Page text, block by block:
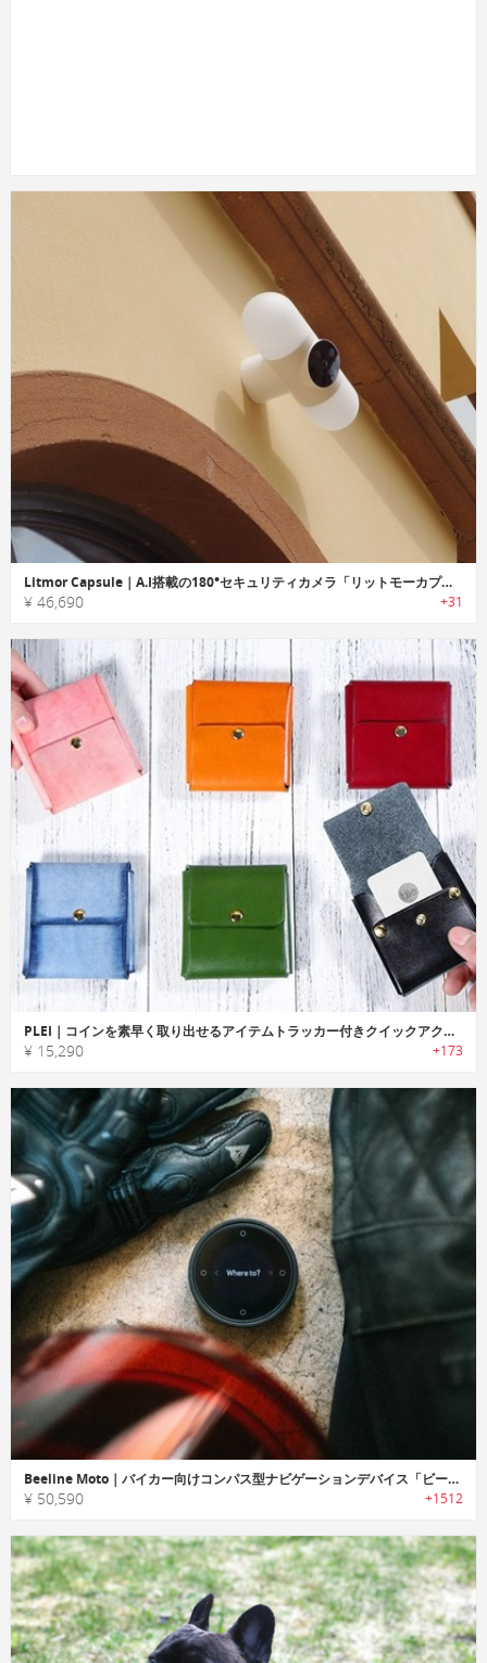
Litmor Capsule｜A.I搭載の180°セキュリティカメラ「リットモーカプセル」
¥ 46,690 +31
PLEI｜コインを素早く取り出せるアイテムトラッカー付きクイックアクセスウォレット「プレイ」
¥ 15,290 +173
Beeline Moto｜バイカー向けコンパス型ナビゲーションデバイス「ビーラインMoto」
¥ 50,590 +1512